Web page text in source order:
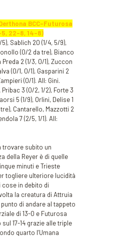
BCC-Futurosa
5, 22-8, 14-8)
Sablich 20 (1/4, 5/9),
(0/2 da tre), Bianco
2 (1/3, 0/1), Zuccon
(0/1, 0/1), Gasparini 2
(0/1). All: Gini.
3 (0/2, 1/2), Forte 3
5 (1/9), Orlini, Delise 1
Cantarello, Mazzotti 2
7 (2/5, 1/1). All:
trovare subito un
della Reyer è di quelle
minuti e Trieste
togliere ulteriore lucidità
cose in debito di
la creatura di Attruia
di andare al tappeto
di 13-0 e Futurosa
17-14 grazie alle triple
quarto l’Umana